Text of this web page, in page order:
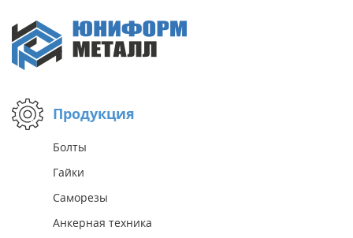
Продукция
Болты
Гайки
Саморезы
Анкерная техника